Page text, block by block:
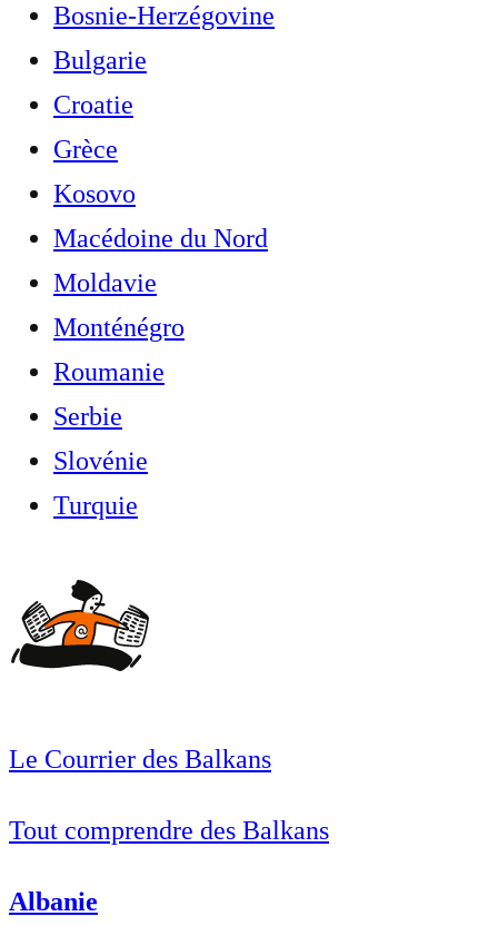
Bosnie-Herzégovine
Bulgarie
Croatie
Grèce
Kosovo
Macédoine du Nord
Moldavie
Monténégro
Roumanie
Serbie
Slovénie
Turquie
Le Courrier des Balkans
Tout comprendre des Balkans
Albanie